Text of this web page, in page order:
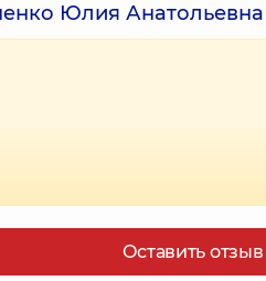
Юлия Анатольевна
Оставить отзыв